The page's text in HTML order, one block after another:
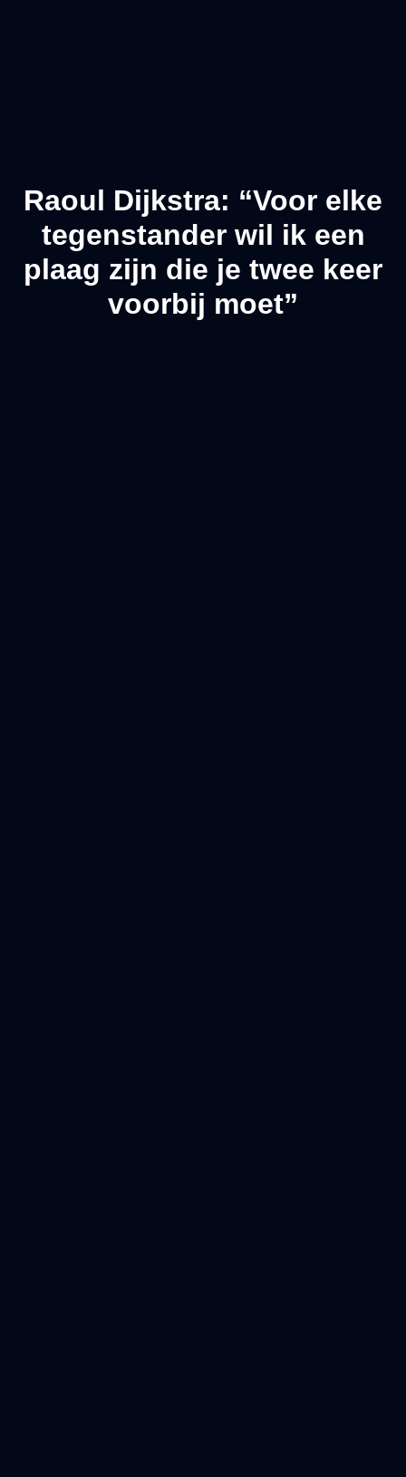
Raoul Dijkstra: “Voor elke
tegenstander wil ik een
plaag zijn die je twee keer
voorbij moet”